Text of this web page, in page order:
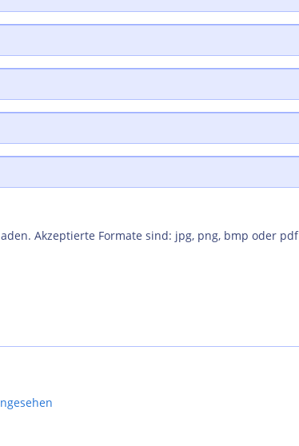
Akzeptierte Formate sind: jpg, png, bmp oder pdf